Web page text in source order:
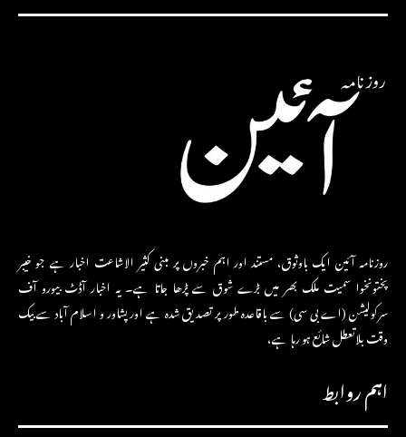
روزنامہ آئین ایک باوثوق، مستند اور اہم خبروں پر مبنی کثیر الاشاعت اخبار ہے جو خیبر
پختونخوا سمیت ملک بھر میں بڑے شوق سے پڑھا جاتا ہے۔ یہ اخبار آڈٹ بیورو آف
سرکولیشن (اے بی سی) سے باقاعدہ طور پر تصدیق شدہ ہے اور پشاور و اسلام آباد سے بیک
وقت بلاتعطل شائع ہو رہا ہے،
اہم روابط